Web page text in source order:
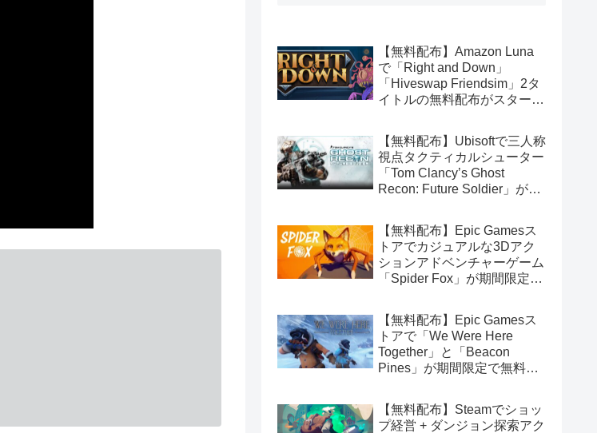
【無料配布】Amazon Luna
で「Right and Down」
「Hiveswap Friendsim」2タ
イトルの無料配布がスタート
【無料配布】Ubisoftで三人称
視点タクティカルシューター
「Tom Clancy’s Ghost
Recon: Future Soldier」が期
Connect版）
【無料配布】Epic Gamesス
トアでカジュアルな3Dアク
ションアドベンチャーゲーム
「Spider Fox」が期間限定で
【無料配布】Epic Gamesス
トアで「We Were Here
Together」と「Beacon
Pines」が期間限定で無料配
【無料配布】Steamでショッ
プ経営 + ダンジョン探索アク